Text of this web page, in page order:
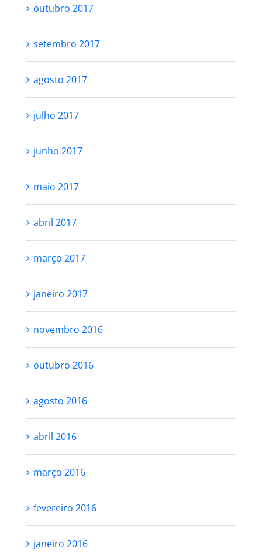
outubro 2017
setembro 2017
agosto 2017
julho 2017
junho 2017
maio 2017
abril 2017
março 2017
janeiro 2017
novembro 2016
outubro 2016
agosto 2016
abril 2016
março 2016
fevereiro 2016
janeiro 2016